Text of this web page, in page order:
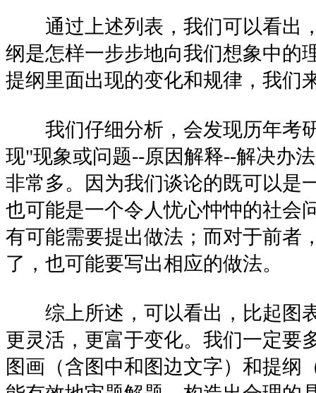
通过上述列表，我们可以看出
纲是怎样一步步地向我们想象中的
提纲里面出现的变化和规律，我们
我们仔细分析，会发现历年考
现"现象或问题--原因解释--解决办
非常多。因为我们谈论的既可以是
也可能是一个令人忧心忡忡的社会
有可能需要提出做法；而对于前者
了，也可能要写出相应的做法。
综上所述，可以看出，比起图
更灵活，更富于变化。我们一定要
图画（含图中和图边文字）和提纲